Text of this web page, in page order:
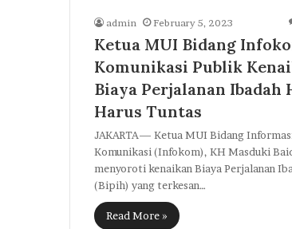
admin February 5, 2023
Ketua MUI Bidang
Komunikasi Publik
Biaya Perjalanan Ibadah
Harus Tuntas
JAKARTA— Ketua MUI Bidang
Komunikasi (Infokom), KH Masduki
menyoroti kenaikan Biaya Perjalanan
(Bipih) yang terkesan…
Read More »